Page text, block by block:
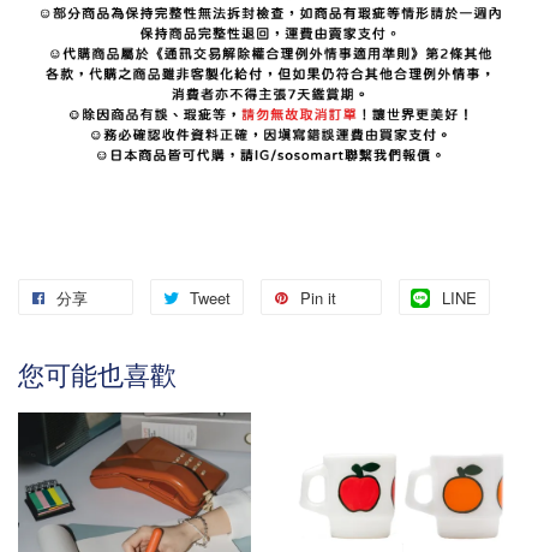
分享 Tweet Pin it LINE
您可能也喜歡